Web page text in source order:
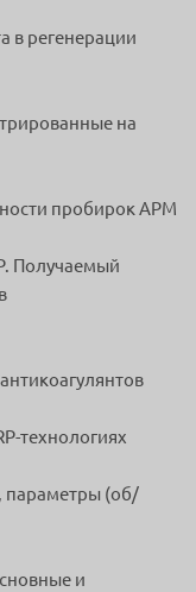
в регенерации
на
пробирок АРМ
Получаемый
технологиях
параметры (об/
и